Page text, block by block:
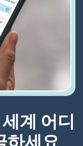
계 어디
하세요